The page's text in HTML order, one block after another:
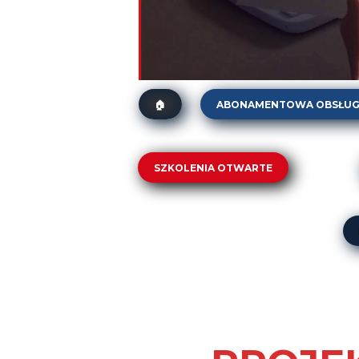
🏠 ABONAMENTOWA
Abonament dla firm
„AUDIT WATCH”. Stały
Abonament ISO 9001
SZKOLENIA OTWARTE
DT-01. Zarządzanie zmianą w
DT-02. Service Design Thinking
DT-04. Human-Centered Six Sigma
ZJ-02. Inspektor Kontroli Jakości